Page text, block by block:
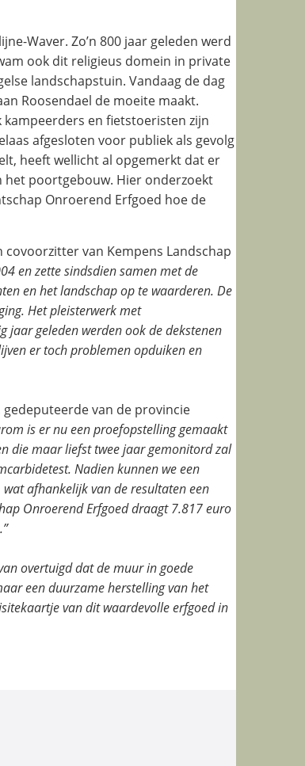
Waver. Zo’n 800 jaar geleden werd
ook dit religieus domein in private
landschapstuin. Vandaag de dag
Roosendael de moeite maakt.
en fietstoeristen zijn
afgesloten voor publiek als gevolg
heeft wellicht al opgemerkt dat er
het poortgebouw. Hier onderzoekt
Onroerend Erfgoed hoe de
van Kempens Landschap
en zette sindsdien samen met de
en het landschap op te waarderen. De
Het pleisterwerk met
geleden werden ook de dekstenen
er toch problemen opduiken en
gedeputeerde van de provincie
is er nu een proefopstelling gemaakt
die maar liefst twee jaar gemonitord zal
Nadien kunnen we een
afhankelijk van de resultaten een
Onroerend Erfgoed draagt 7.817 euro
overtuigd dat de muur in goede
een duurzame herstelling van het
van dit waardevolle erfgoed in